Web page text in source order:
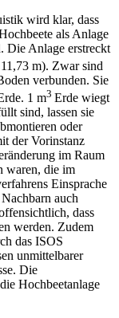
wird klar, dass
als Anlage
Die Anlage erstreckt
m). Zwar sind
verbunden. Sie
1 m3 Erde wiegt
sind, lassen sie
oder
der Vorinstanz
im Raum
waren, die im
Einsprache
auch
dass
werden. Zudem
das ISOS
unmittelbarer
Die
Hochbeetanlage